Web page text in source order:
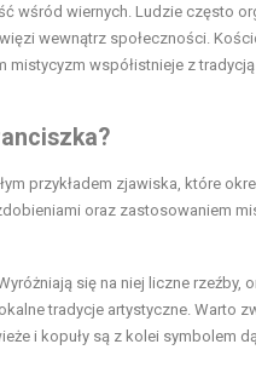
wśród wiernych. Ludzie często
wewnątrz społeczności.
współistnieje z
przykładem zjawiska, które
oraz zastosowaniem
się na niej liczne rzeźby,
lokalne tradycje artystyczne. Warto
i kopuły są z kolei symbolem